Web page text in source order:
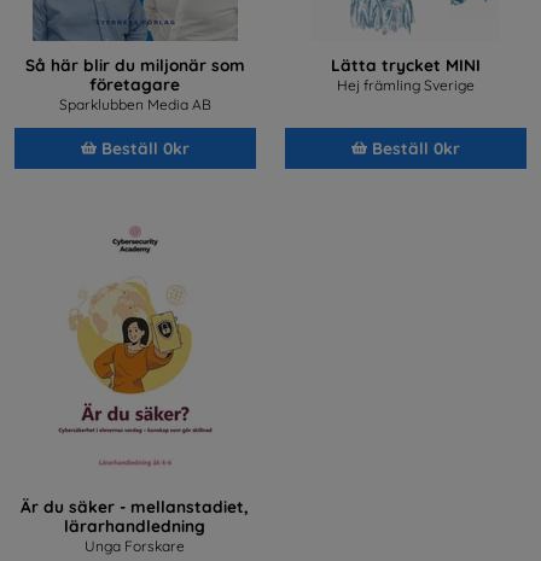
Så här blir du miljonär som
företagare
Sparklubben Media AB
Beställ 0kr
Lätta trycket MINI
Hej främling Sverige
Beställ 0kr
Är du säker - mellanstadiet,
lärarhandledning
Unga Forskare